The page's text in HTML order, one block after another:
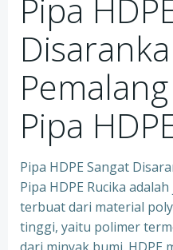
Pipa
Pipa
Pipa HDPE Sangat
Pipa HDPE Rucika
terbuat dari material
tinggi, yaitu polimer